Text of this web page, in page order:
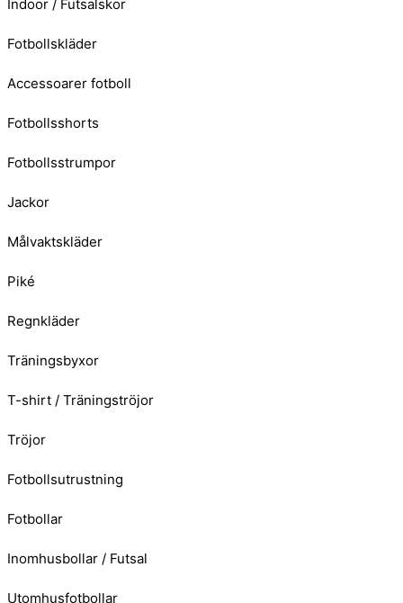
Indoor / Futsalskor
Fotbollskläder
Accessoarer fotboll
Fotbollsshorts
Fotbollsstrumpor
Jackor
Målvaktskläder
Piké
Regnkläder
Träningsbyxor
T-shirt / Träningströjor
Tröjor
Fotbollsutrustning
Fotbollar
Inomhusbollar / Futsal
Utomhusfotbollar